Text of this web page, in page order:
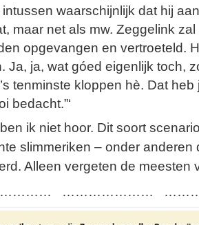
waarschijnlijk dat hij
maar net als mw. Zeggelink zal
opgevangen en vertroeteld.
Ja, ja, wat góed eigenlijk toch,
tenminste kloppen hè. Dat heb
bedacht.”‘
ben ik niet hoor. Dit soort
slimmeriken – onder anderen
Alleen vergeten de meesten
…………………